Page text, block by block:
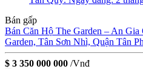
Bán gấp
Bán Căn Hộ The Garden – An Gia
Garden, Tân Sơn Nhì, Quận Tân
$ 3 350 000 000 /Vnđ